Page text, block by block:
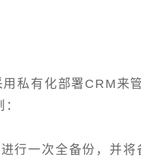
私有化部署CRM来
行一次全备份，并